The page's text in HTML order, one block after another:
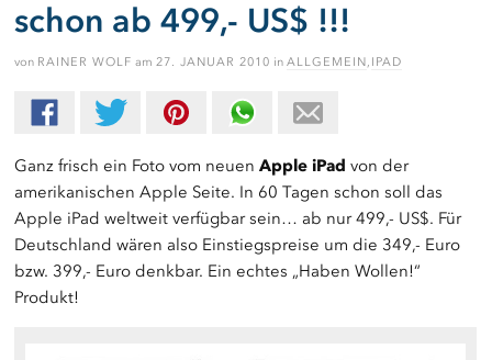
schon ab 499,- US$ !!!
von RAINER WOLF am27. JANUAR 2010 inALLGEMEIN, IPAD
Ganz frisch ein Foto vom neuenApple iPad von der
amerikanischen Apple Seite. In 60 Tagen schon soll das
Apple iPad weltweit verfügbar sein… ab nur 499,- US$. Für
Deutschland wären also Einstiegspreise um die 349,- Euro
bzw. 399,- Euro denkbar. Ein echtes „Haben Wollen!“
Produkt!